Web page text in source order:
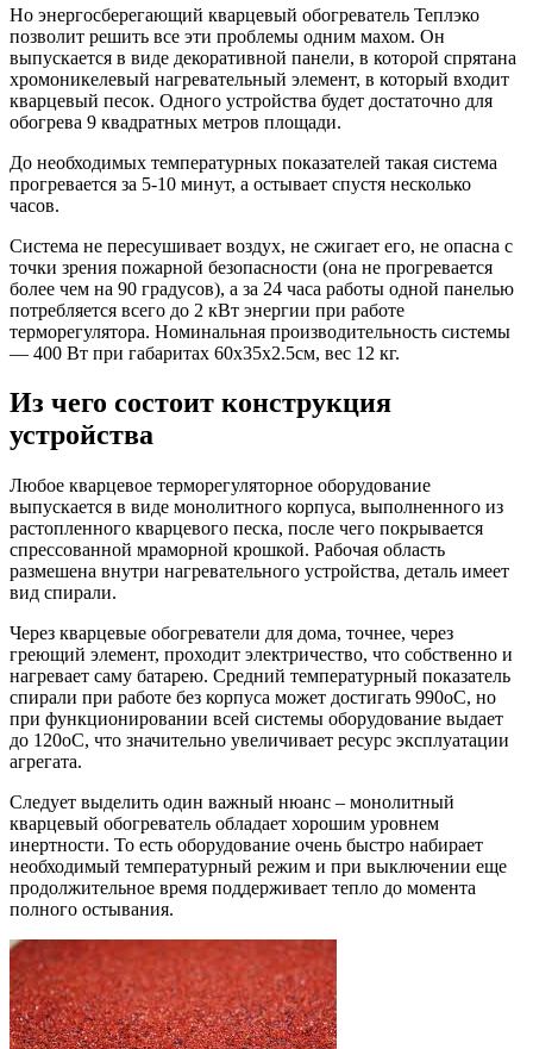
Но энергосберегающий кварцевый обогреватель Теплэко
позволит решить все эти проблемы одним махом. Он
выпускается в виде декоративной панели, в которой спрятана
хромоникелевый нагревательный элемент, в который входит
кварцевый песок. Одного устройства будет достаточно для
обогрева 9 квадратных метров площади.
До необходимых температурных показателей такая система
прогревается за 5-10 минут, а остывает спустя несколько
часов.
Система не пересушивает воздух, не сжигает его, не опасна с
точки зрения пожарной безопасности (она не прогревается
более чем на 90 градусов), а за 24 часа работы одной панелью
потребляется всего до 2 кВт энергии при работе
терморегулятора. Номинальная производительность системы
— 400 Вт при габаритах 60x35x2.5см, вес 12 кг.
Из чего состоит конструкция
устройства
Любое кварцевое терморегуляторное оборудование
выпускается в виде монолитного корпуса, выполненного из
растопленного кварцевого песка, после чего покрывается
спрессованной мраморной крошкой. Рабочая область
размешена внутри нагревательного устройства, деталь имеет
вид спирали.
Через кварцевые обогреватели для дома, точнее, через
греющий элемент, проходит электричество, что собственно и
нагревает саму батарею. Средний температурный показатель
спирали при работе без корпуса может достигать 990оС, но
при функционировании всей системы оборудование выдает
до 120оС, что значительно увеличивает ресурс эксплуатации
агрегата.
Следует выделить один важный нюанс – монолитный
кварцевый обогреватель обладает хорошим уровнем
инертности. То есть оборудование очень быстро набирает
необходимый температурный режим и при выключении еще
продолжительное время поддерживает тепло до момента
полного остывания.